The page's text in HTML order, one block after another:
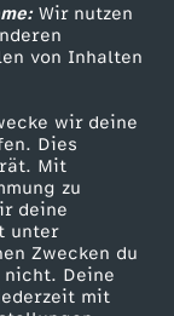
Wir nutzen
von Inhalten
wir deine
Dies
Mit
zu
deine
unter
Zwecken du
nicht. Deine
mit